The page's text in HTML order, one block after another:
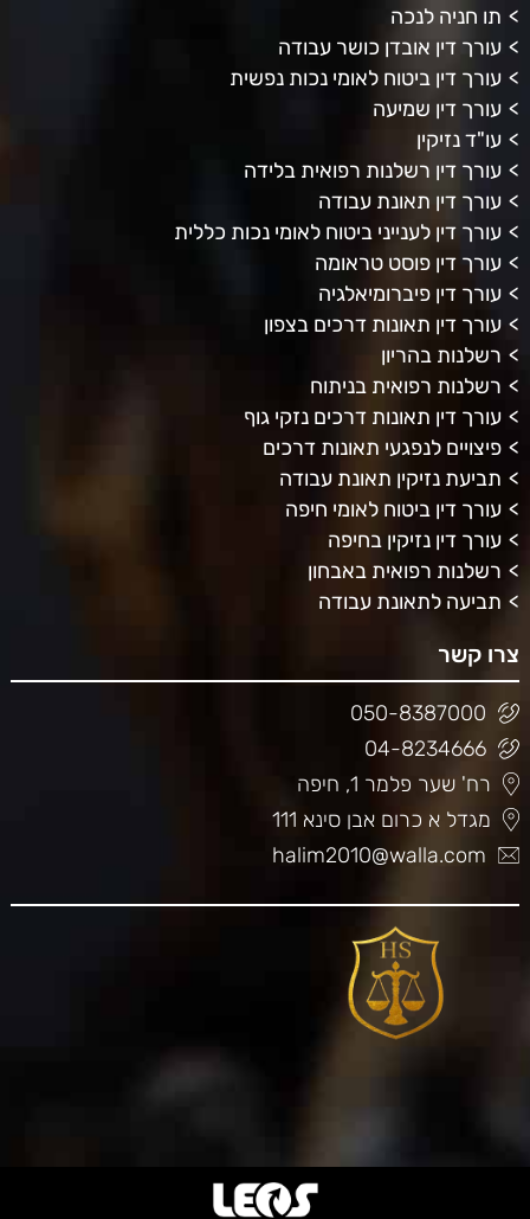
תו חניה לנכה
עורך דין אובדן כושר עבודה
עורך דין ביטוח לאומי נכות נפשית
עורך דין שמיעה
עו"ד נזיקין
עורך דין רשלנות רפואית בלידה
עורך דין תאונת עבודה
עורך דין לענייני ביטוח לאומי נכות כללית
עורך דין פוסט טראומה
עורך דין פיברומיאלגיה
עורך דין תאונות דרכים בצפון
רשלנות בהריון
רשלנות רפואית בניתוח
עורך דין תאונות דרכים נזקי גוף
פיצויים לנפגעי תאונות דרכים
תביעת נזיקין תאונת עבודה
עורך דין ביטוח לאומי חיפה
עורך דין נזיקין בחיפה
רשלנות רפואית באבחון
תביעה לתאונת עבודה
צרו קשר
050-8387000
04-8234666
רח' שער פלמר 1, חיפה
מגדל א כרום אבן סינא 111
halim2010@walla.com